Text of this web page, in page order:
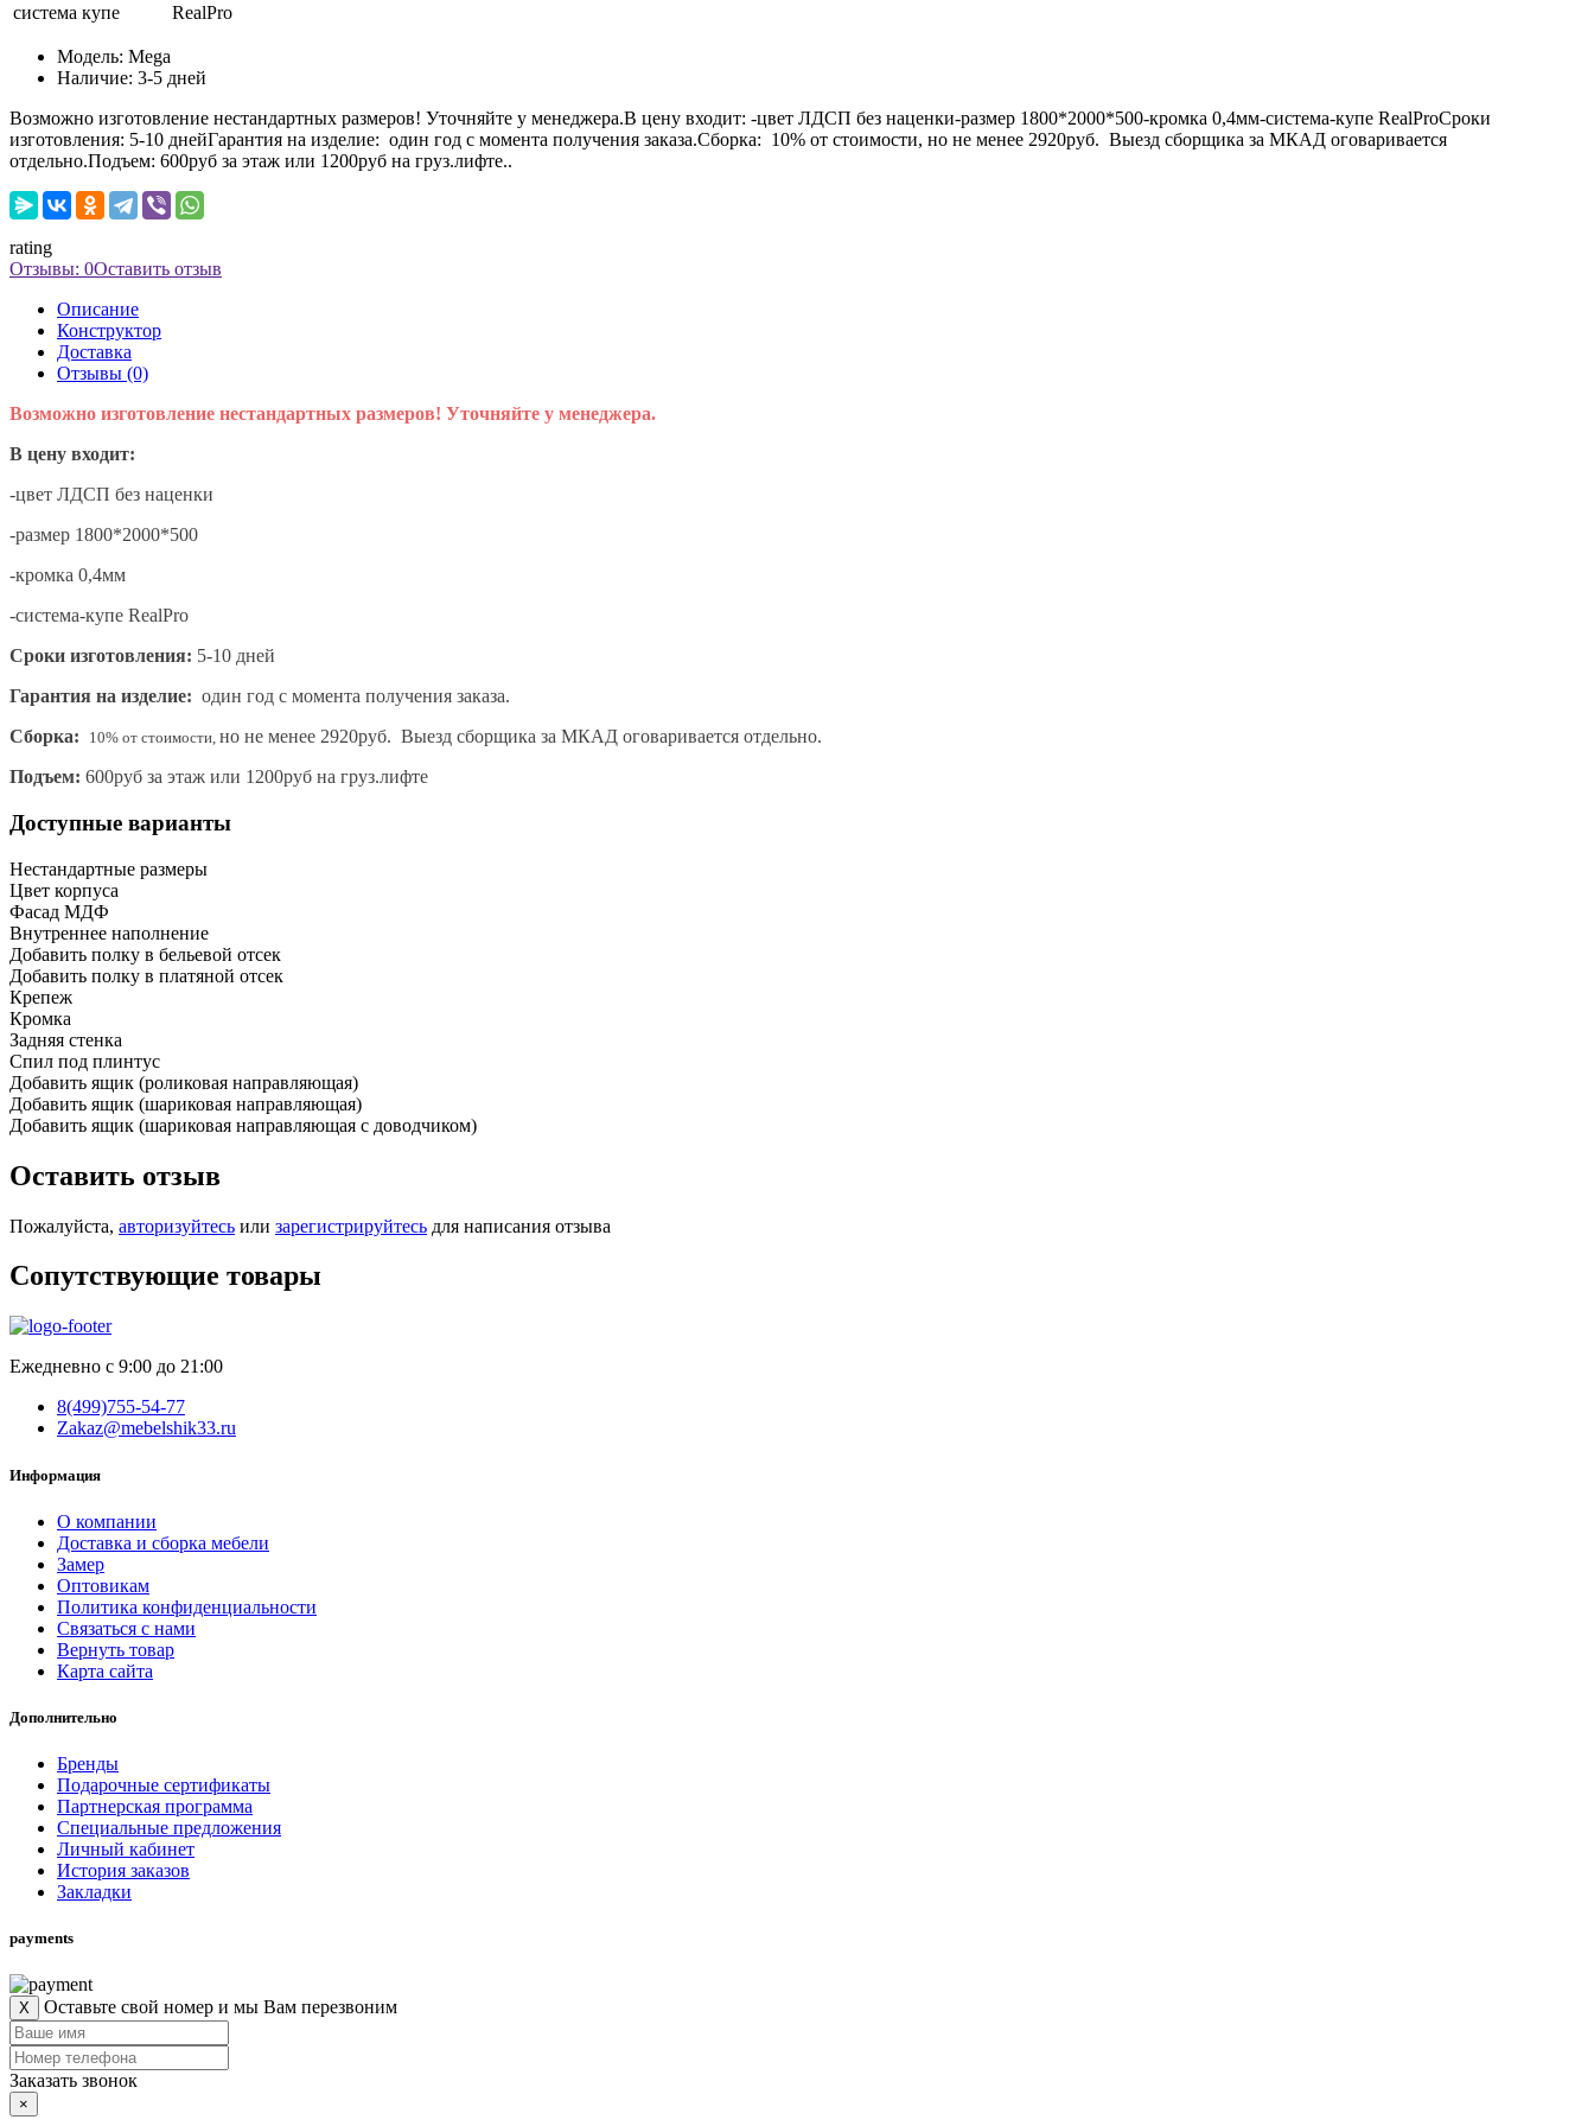
система купе
RealPro
Модель: Mega
Наличие: 3-5 дней
Возможно изготовление нестандартных размеров! Уточняйте у менеджера.В цену входит: -цвет ЛДСП без наценки-размер 1800*2000*500-кромка 0,4мм-система-купе RealProСроки
изготовления: 5-10 днейГарантия на изделие: один год с момента получения заказа.Сборка: 10% от стоимости, но не менее 2920руб. Выезд сборщика за МКАД оговаривается
отдельно.Подъем: 600руб за этаж или 1200руб на груз.лифте..
rating
Отзывы: 0Оставить отзыв
Описание
Конструктор
Доставка
Отзывы (0)
Возможно изготовление нестандартных размеров! Уточняйте у менеджера.
В цену входит:
-цвет ЛДСП без наценки
-размер 1800*2000*500
-кромка 0,4мм
-система-купе RealPro
Сроки изготовления: 5-10 дней
Гарантия на изделие: один год с момента получения заказа.
Сборка:
10% от стоимости, но не менее 2920руб. Выезд сборщика за МКАД оговаривается отдельно.
Подъем: 600руб за этаж или 1200руб на груз.лифте
Доступные варианты
Нестандартные размеры
Цвет корпуса
Фасад МДФ
Внутреннее наполнение
Добавить полку в бельевой отсек
Добавить полку в платяной отсек
Крепеж
Кромка
Задняя стенка
Спил под плинтус
Добавить ящик (роликовая направляющая)
Добавить ящик (шариковая направляющая)
Добавить ящик (шариковая направляющая с доводчиком)
Оставить отзыв
Пожалуйста, авторизуйтесь или зарегистрируйтесь для написания отзыва
Сопутствующие товары
Ежедневно с 9:00 до 21:00
8(499)755-54-77
Zakaz@mebelshik33.ru
Информация
О компании
Доставка и сборка мебели
Замер
Оптовикам
Политика конфиденциальности
Связаться с нами
Вернуть товар
Карта сайта
Дополнительно
Бренды
Подарочные сертификаты
Партнерская программа
Специальные предложения
Личный кабинет
История заказов
Закладки
payments
X Оставьте свой номер и мы Вам перезвоним
Заказать звонок
×